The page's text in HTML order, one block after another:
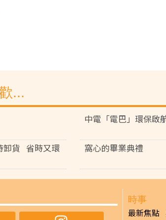
...
中電「電巴」環保啟
卸貨 省時又環
窩心的畢業典禮
時事
最新焦點